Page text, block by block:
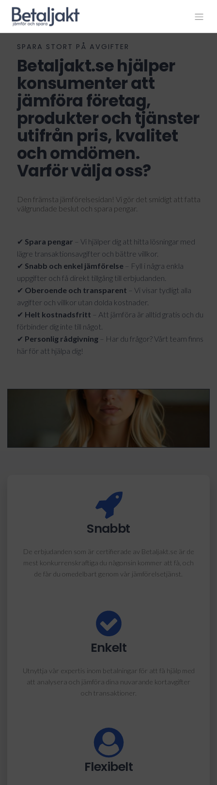
SPARA STORT PÅ AVGIFTER
Betaljakt.se hjälper
konsumenter att
jämföra företag,
produkter och tjänster
utifrån pris, kvalitet
och omdömen.
Varför välja oss?
Den främsta jämförelsesidan! Vi gör det smidigt att fatta
välgrundade beslut och spara pengar.
✔ Spara pengar – Vi hjälper dig att hitta lösningar med
lägre transaktionsavgifter och bättre villkor.
✔ Snabb och enkel jämförelse – Fyll i några enkla
uppgifter och få direkt tillgång till erbjudanden.
✔ Oberoende och transparent – Vi visar tydligt alla
avgifter och villkor utan dolda kostnader.
✔ Helt kostnadsfritt – Att jämföra är alltid gratis och du
förbinder dig inte till något.
✔ Personlig rådgivning – Har du frågor? Vårt team finns
här för att hjälpa dig!
Snabbt
De erbjudanden som är certifierade av Betaljakt.se är de
mest konkurrenskraftiga du någonsin kommer att få, och
de får du omedelbart genom vår jämförelsetjänst.
Enkelt
Utnyttja vår expertis inom betalningar för att få hjälp med
att analysera och jämföra dina nuvarande kortavgifter
och transaktioner.
Flexibelt